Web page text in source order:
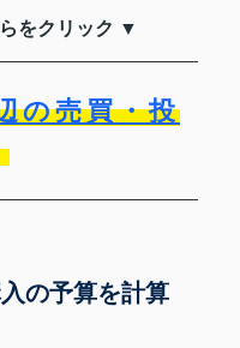
をクリック ▼
の売買・投
の予算を計算